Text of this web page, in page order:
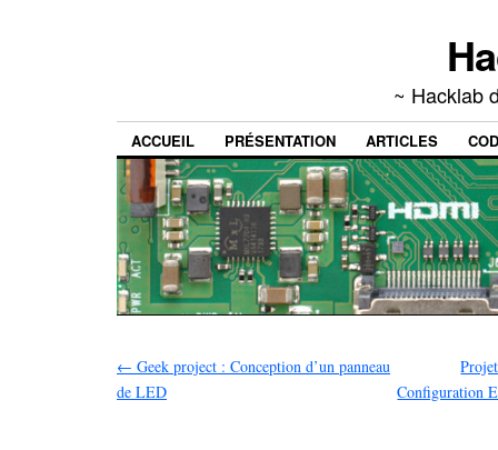
~ Hacklab
ACCUEIL PRÉSENTATION ARTICLES
← Geek project : Conception d’un panneau
de LED
Configuration